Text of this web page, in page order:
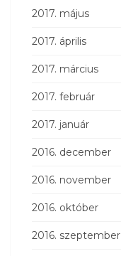
2017. május
2017. április
2017. március
2017. február
2017. január
2016. december
2016. november
2016. október
2016. szeptember